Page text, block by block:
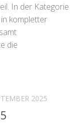
In der Kategorie
kompletter
die
2025